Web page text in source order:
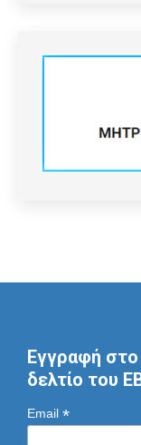
Εγγραφή
δελτίο του
Email *